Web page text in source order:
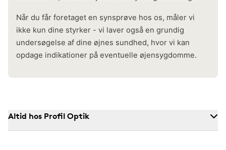
Når du får foretaget en synsprøve hos os, måler vi
ikke kun dine styrker - vi laver også en grundig
undersøgelse af dine øjnes sundhed, hvor vi kan
opdage indikationer på eventuelle øjensygdomme.
Altid hos Profil Optik